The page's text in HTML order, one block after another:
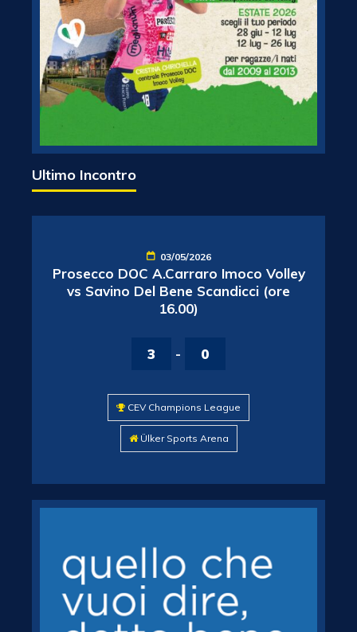
Ultimo Incontro
03/05/2026
Prosecco DOC A.Carraro Imoco Volley
vs Savino Del Bene Scandicci (ore
16.00)
3 - 0
CEV Champions League
Ülker Sports Arena